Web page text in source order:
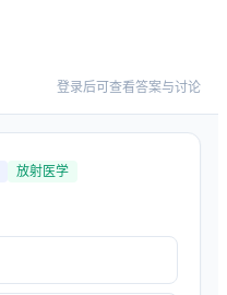
登录后可查看答案与讨论
放射医学